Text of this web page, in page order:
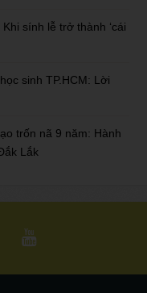
sính lễ trở thành ‘cái
sinh TP.HCM: Lời
trốn nã 9 năm: Hành
Lắk